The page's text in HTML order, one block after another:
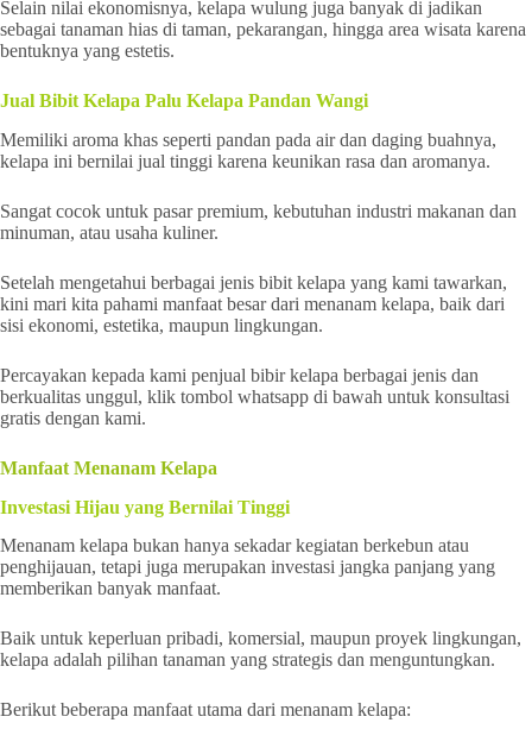
Selain nilai ekonomisnya, kelapa wulung juga banyak di jadikan
sebagai tanaman hias di taman, pekarangan, hingga area wisata karena
bentuknya yang estetis.
Jual Bibit Kelapa Palu Kelapa Pandan Wangi
Memiliki aroma khas seperti pandan pada air dan daging buahnya,
kelapa ini bernilai jual tinggi karena keunikan rasa dan aromanya.
Sangat cocok untuk pasar premium, kebutuhan industri makanan dan
minuman, atau usaha kuliner.
Setelah mengetahui berbagai jenis bibit kelapa yang kami tawarkan,
kini mari kita pahami manfaat besar dari menanam kelapa, baik dari
sisi ekonomi, estetika, maupun lingkungan.
Percayakan kepada kami penjual bibir kelapa berbagai jenis dan
berkualitas unggul, klik tombol whatsapp di bawah untuk konsultasi
gratis dengan kami.
Manfaat Menanam Kelapa
Investasi Hijau yang Bernilai Tinggi
Menanam kelapa bukan hanya sekadar kegiatan berkebun atau
penghijauan, tetapi juga merupakan investasi jangka panjang yang
memberikan banyak manfaat.
Baik untuk keperluan pribadi, komersial, maupun proyek lingkungan,
kelapa adalah pilihan tanaman yang strategis dan menguntungkan.
Berikut beberapa manfaat utama dari menanam kelapa: